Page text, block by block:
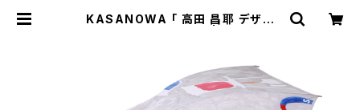
KASANOWA 「 高田 昌耶 デザイ